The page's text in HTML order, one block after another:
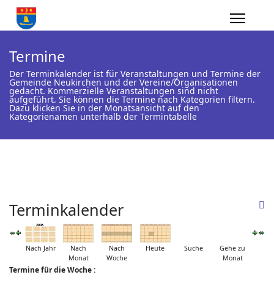
Termine
Der Terminkalender ist für Veranstaltungen und Termine der
Gemeinde Neukirchen und der Vereine/Organisationen
gedacht. Kommerzielle Veranstaltungen sind nicht
aufgeführt. Sie können die Termine nach Kategorien filtern.
Dazu klicken Sie in der Monatsansicht auf den
Kategorienamen unterhalb der Termintabelle
Terminkalender
Nach Jahr
Nach
Monat
Nach
Woche
Heute Suche
Gehe zu
Monat
Termine für die Woche :